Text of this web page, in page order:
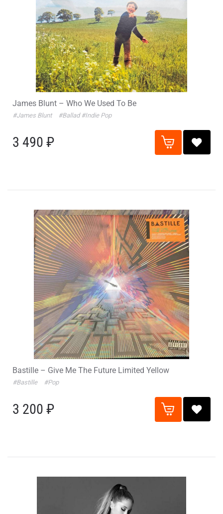
James Blunt – Who We Used To Be
#James Blunt #Ballad #Indie Pop
3 490 ₽
Bastille – Give Me The Future Limited Yellow
#Bastille #Pop
3 200 ₽